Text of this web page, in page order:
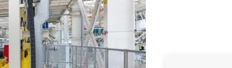
internetowej i wzmocnić strategie
marketingowe. Dowiedz się, jak tworzyć
opowieści, które rezonują z odbiorcami i
budują trwałe relacje.